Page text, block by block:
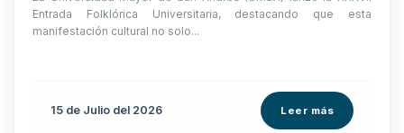
Entrada Folklórica Universitaria, destacando que esta
manifestación cultural no solo...
15 de Julio del 2026 Leer más